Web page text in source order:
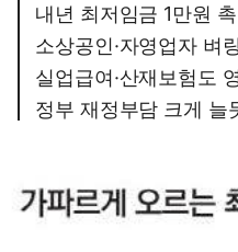
내년 최저임금 1만원
소상공인·자영업자 벼
실업급여·산재보험도
정부 재정부담 크게 늘